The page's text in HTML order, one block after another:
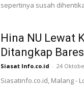
sepertinya susah
Hina NU Lewat
Ditangkap
Siasat Info.co.id - 24
Siasatinfo.co.id, Malang -